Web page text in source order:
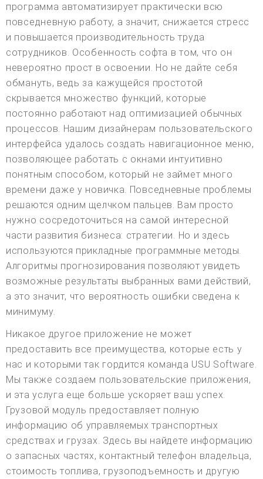
программа автоматизирует практически всю
повседневную работу, а значит, снижается стресс
и повышается производительность труда
сотрудников. Особенность софта в том, что он
невероятно прост в освоении. Но не дайте себя
обмануть, ведь за кажущейся простотой
скрывается множество функций, которые
постоянно работают над оптимизацией обычных
процессов. Нашим дизайнерам пользовательского
интерфейса удалось создать навигационное меню,
позволяющее работать с окнами интуитивно
понятным способом, который не займет много
времени даже у новичка. Повседневные проблемы
решаются одним щелчком пальцев. Вам просто
нужно сосредоточиться на самой интересной
части развития бизнеса: стратегии. Но и здесь
используются прикладные программные методы.
Алгоритмы прогнозирования позволяют увидеть
возможные результаты выбранных вами действий,
а это значит, что вероятность ошибки сведена к
минимуму.
Никакое другое приложение не может
предоставить все преимущества, которые есть у
нас и которыми так гордится команда USU Software.
Мы также создаем пользовательские приложения,
и эта услуга еще больше ускоряет ваш успех.
Грузовой модуль предоставляет полную
информацию об управляемых транспортных
средствах и грузах. Здесь вы найдете информацию
о запасных частях, контактный телефон владельца,
стоимость топлива, грузоподъемность и другую